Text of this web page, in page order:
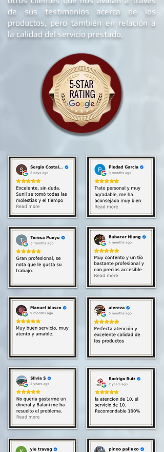
prueba de ello son las experiencias de
otros clientes que nos avalan a través
de sus testimonios acerca de los
productos, pero también en relación a
la calidad del servicio prestado.